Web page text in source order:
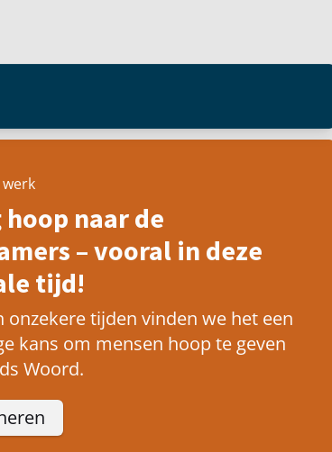
hoop naar de
– vooral in deze
tijd!
onzekere tijden vinden we het een
kans om mensen hoop te geven
Woord.